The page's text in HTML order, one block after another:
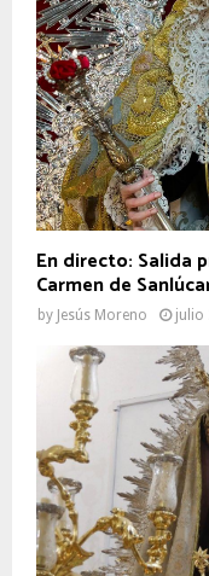
En directo: Salida
Carmen de
by Jesús Moreno julio